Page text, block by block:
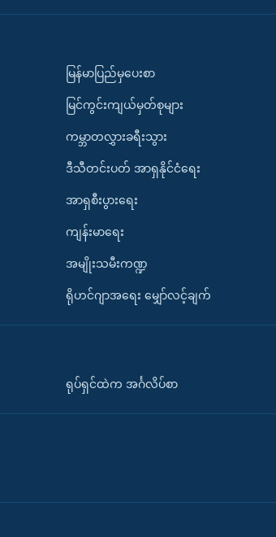
မြန်မာပြည်မှပေးစာ
မြင်ကွင်းကျယ်မှတ်စုများ
ကမ္ဘာတလွှားခရီးသွား
ဒီသီတင်းပတ် အာရှနိုင်ငံရေး
အာရှစီးပွားရေး
ကျန်းမာရေး
အမျိုးသမီးကဏ္ဍ
ရိုဟင်ဂျာအရေး မျှော်လင့်ချက်
ရုပ်ရှင်ထဲက အင်္ဂလိပ်စာ